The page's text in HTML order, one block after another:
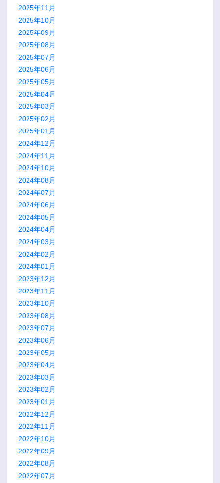
2025年11月
2025年10月
2025年09月
2025年08月
2025年07月
2025年06月
2025年05月
2025年04月
2025年03月
2025年02月
2025年01月
2024年12月
2024年11月
2024年10月
2024年08月
2024年07月
2024年06月
2024年05月
2024年04月
2024年03月
2024年02月
2024年01月
2023年12月
2023年11月
2023年10月
2023年08月
2023年07月
2023年06月
2023年05月
2023年04月
2023年03月
2023年02月
2023年01月
2022年12月
2022年11月
2022年10月
2022年09月
2022年08月
2022年07月